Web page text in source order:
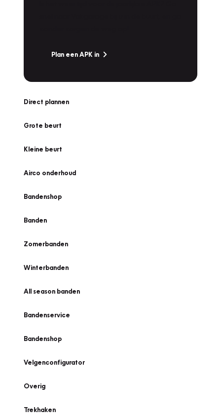
Plan een APK in
Direct plannen
Grote beurt
Kleine beurt
Airco onderhoud
Bandenshop
Banden
Zomerbanden
Winterbanden
All season banden
Bandenservice
Bandenshop
Velgenconfigurator
Overig
Trekhaken